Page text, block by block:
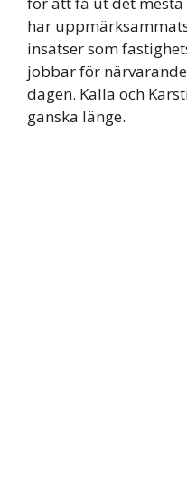
har
insatser som
jobbar för
dagen. Kalla och
ganska länge.